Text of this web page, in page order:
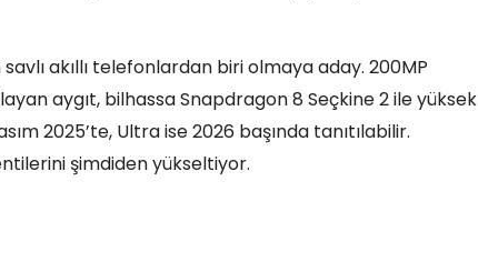
akıllı telefonlardan biri olmaya aday. 200MP
aygıt, bilhassa Snapdragon 8 Seçkine 2 ile yüksek
2025’te, Ultra ise 2026 başında tanıtılabilir.
şimdiden yükseltiyor.